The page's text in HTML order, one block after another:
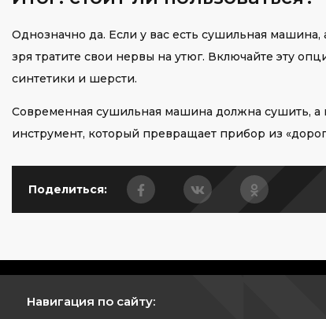
Однозначно да. Если у вас есть сушильная
зря тратите свои нервы на утюг. Включайте эту
синтетики и шерсти.
Современная сушильная машина должна сушить, а
инструмент, который превращает прибор из
Поделиться:
Навигация по сайту: